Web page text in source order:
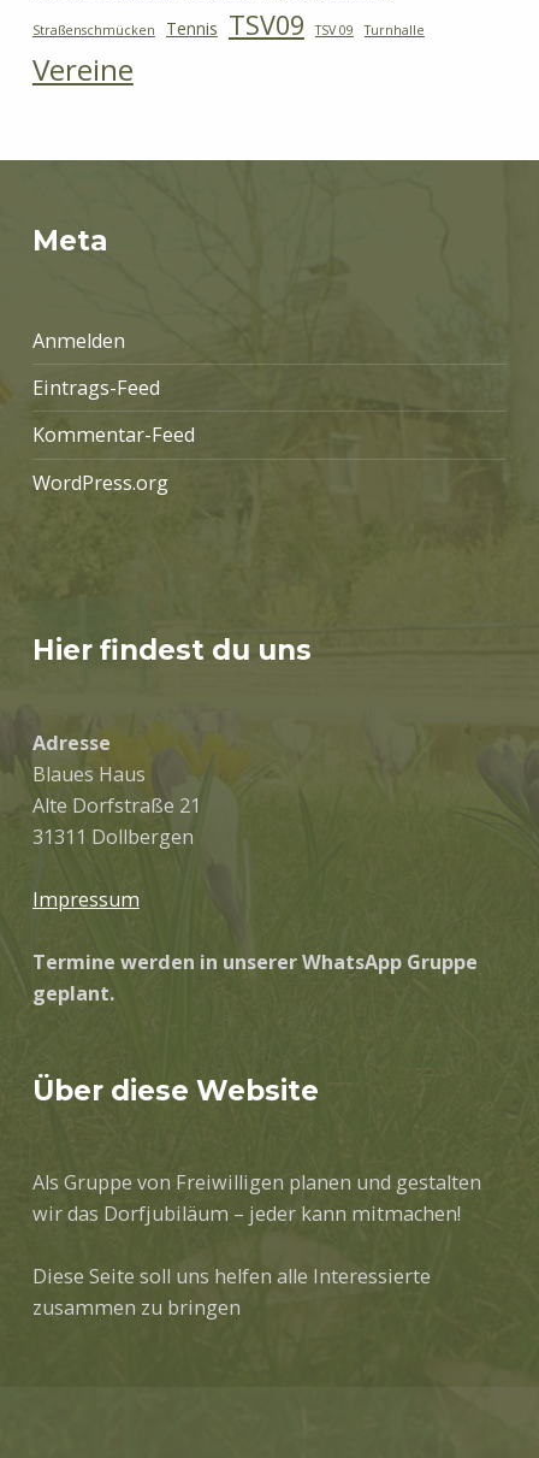
Straßenschmücken Tennis TSV09 TSV 09 Turnhalle
Vereine
Meta
Anmelden
Eintrags-Feed
Kommentar-Feed
WordPress.org
Hier findest du uns
Adresse
Blaues Haus
Alte Dorfstraße 21
31311 Dollbergen
Impressum
Termine werden in unserer WhatsApp Gruppe
geplant.
Über diese Website
Als Gruppe von Freiwilligen planen und gestalten
wir das Dorfjubiläum – jeder kann mitmachen!
Diese Seite soll uns helfen alle Interessierte
zusammen zu bringen